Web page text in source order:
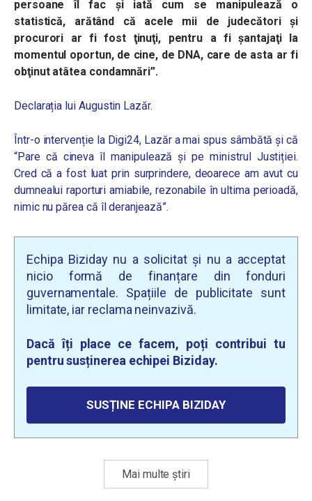
persoane îl fac şi iată cum se manipulează o
statistică, arătând că acele mii de judecători şi
procurori ar fi fost ţinuţi, pentru a fi şantajaţi la
momentul oportun, de cine, de DNA, care de asta ar fi
obţinut atâtea condamnări”.
Declarația lui Augustin Lazăr.
Într-o intervenție la Digi24, Lazăr a mai spus sâmbătă și că
“Pare că cineva îl manipulează și pe ministrul Justiției.
Cred că a fost luat prin surprindere, deoarece am avut cu
dumnealui raporturi amiabile, rezonabile în ultima perioadă,
nimic nu părea că îl deranjează”.
Echipa Biziday nu a solicitat și nu a acceptat
nicio formă de finanțare din fonduri
guvernamentale. Spațiile de publicitate sunt
limitate, iar reclama neinvazivă.
Dacă îți place ce facem, poți contribui tu
pentru susținerea echipei Biziday.
SUSȚINE ECHIPA BIZIDAY
Mai multe știri